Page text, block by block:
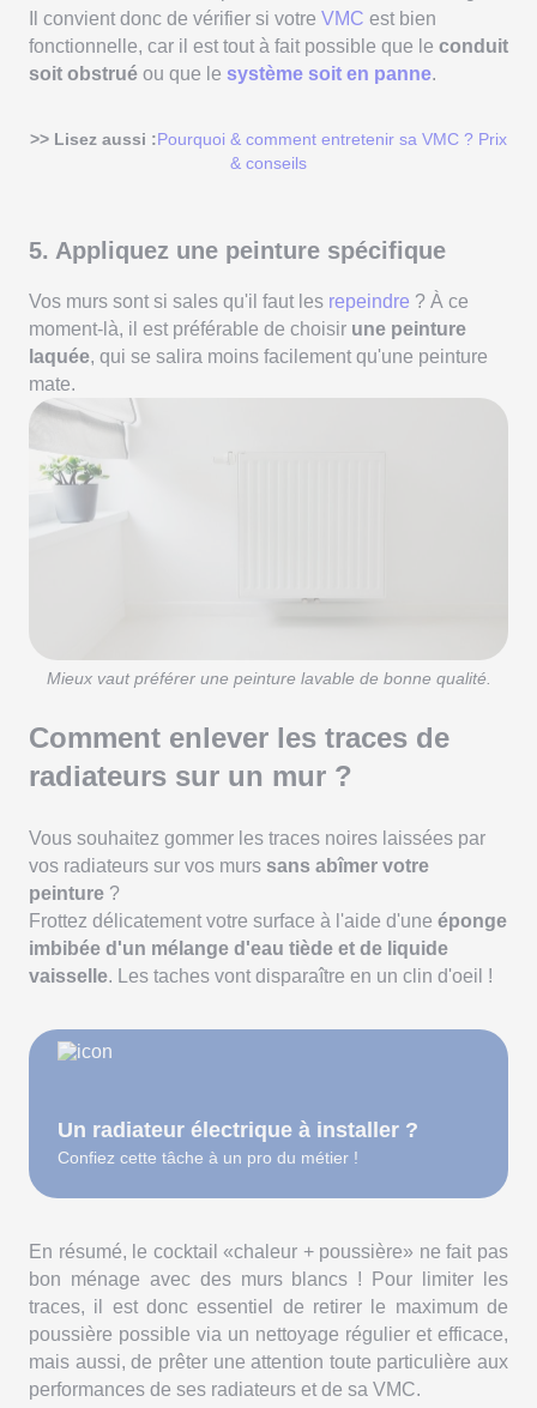
Il convient donc de vérifier si votre VMC est bien
fonctionnelle, car il est tout à fait possible que le conduit
soit obstrué ou que le système soit en panne.
>> Lisez aussi :Pourquoi & comment entretenir sa VMC ? Prix
& conseils
5. Appliquez une peinture spécifique
Vos murs sont si sales qu'il faut les repeindre ? À ce
moment-là, il est préférable de choisir une peinture
laquée, qui se salira moins facilement qu'une peinture
mate.
Mieux vaut préférer une peinture lavable de bonne qualité.
Comment enlever les traces de
radiateurs sur un mur ?
Vous souhaitez gommer les traces noires laissées par
vos radiateurs sur vos murs sans abîmer votre
peinture ?
Frottez délicatement votre surface à l'aide d'une éponge
imbibée d'un mélange d'eau tiède et de liquide
vaisselle. Les taches vont disparaître en un clin d'oeil !
Un radiateur électrique à installer ?
Confiez cette tâche à un pro du métier !
En résumé, le cocktail «chaleur + poussière» ne fait pas
bon ménage avec des murs blancs ! Pour limiter les
traces, il est donc essentiel de retirer le maximum de
poussière possible via un nettoyage régulier et efficace,
mais aussi, de prêter une attention toute particulière aux
performances de ses radiateurs et de sa VMC.